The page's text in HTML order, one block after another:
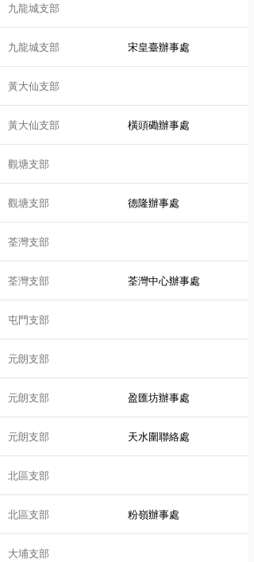
九龍城支部
九龍城支部 宋皇臺辦事處
黃大仙支部
黃大仙支部 橫頭磡辦事處
觀塘支部
觀塘支部 德隆辦事處
荃灣支部
荃灣支部 荃灣中心辦事處
屯門支部
元朗支部
元朗支部 盈匯坊辦事處
元朗支部 天水圍聯絡處
北區支部
北區支部 粉嶺辦事處
大埔支部